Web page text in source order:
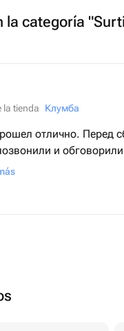
la categoría
la tienda
Клумба
отлично. Перед
и
очень